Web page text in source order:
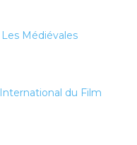
Les Médiévales
du Film